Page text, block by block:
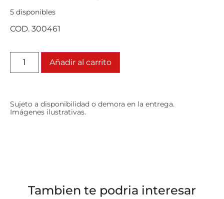
5 disponibles
COD. 300461
Añadir al carrito
Sujeto a disponibilidad o demora en la entrega.
Imágenes ilustrativas.
Tambien te podria interesar